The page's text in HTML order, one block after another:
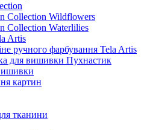
Collection Wildflowers
Collection Waterlilies
Artis
ручного фарбування Tela Artis
для вишивки Пухнастик
картин
тканини